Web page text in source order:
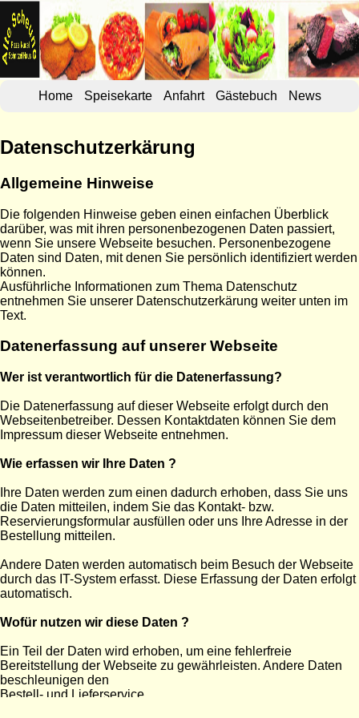
Home Speisekarte Anfahrt Gästebuch News
Datenschutzerkärung
Allgemeine Hinweise
Die folgenden Hinweise geben einen einfachen Überblick
darüber, was mit ihren personenbezogenen Daten passiert,
wenn Sie unsere Webseite besuchen. Personenbezogene
Daten sind Daten, mit denen Sie persönlich identifiziert werden
können.
Ausführliche Informationen zum Thema Datenschutz
entnehmen Sie unserer Datenschutzerkärung weiter unten im
Text.
Datenerfassung auf unserer Webseite
Wer ist verantwortlich für die Datenerfassung?
Die Datenerfassung auf dieser Webseite erfolgt durch den
Webseitenbetreiber. Dessen Kontaktdaten können Sie dem
Impressum dieser Webseite entnehmen.
Wie erfassen wir Ihre Daten ?
Ihre Daten werden zum einen dadurch erhoben, dass Sie uns
die Daten mitteilen, indem Sie das Kontakt- bzw.
Reservierungsformular ausfüllen oder uns Ihre Adresse in der
Bestellung mitteilen.
Andere Daten werden automatisch beim Besuch der Webseite
durch das IT-System erfasst. Diese Erfassung der Daten erfolgt
automatisch.
Wofür nutzen wir diese Daten ?
Ein Teil der Daten wird erhoben, um eine fehlerfreie
Bereitstellung der Webseite zu gewährleisten. Andere Daten
beschleunigen den
Bestell- und Lieferservice.